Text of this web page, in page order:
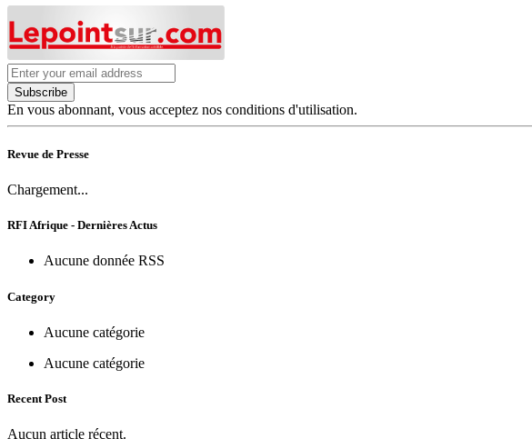
Subscribe
En vous abonnant, vous acceptez nos conditions d'utilisation.
Revue de Presse
Chargement...
RFI Afrique - Dernières Actus
Aucune donnée RSS
Category
Aucune catégorie
Aucune catégorie
Recent Post
Aucun article récent.